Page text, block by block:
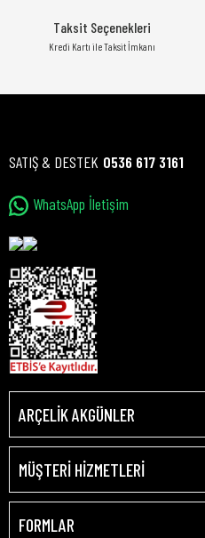
Taksit Seçenekleri
Kredi Kartı ile Taksit İmkanı
SATIŞ & DESTEK 0536 617 3161
WhatsApp İletişim
ARÇELİK AKGÜNLER
MÜŞTERİ HİZMETLERİ
FORMLAR